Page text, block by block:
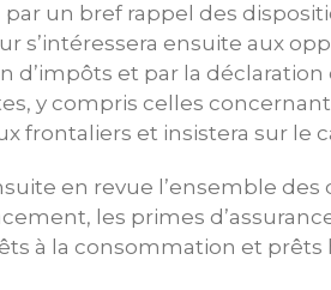
un bref rappel des
s’intéressera ensuite aux
et par la déclaration
y compris celles
frontaliers et insistera sur le
en revue l’ensemble
les primes
à la consommation et prêts